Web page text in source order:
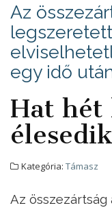
Az
egy idő
Hat hét
Kategória: Támasz
Az